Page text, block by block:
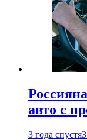
авто с
3 года спустя